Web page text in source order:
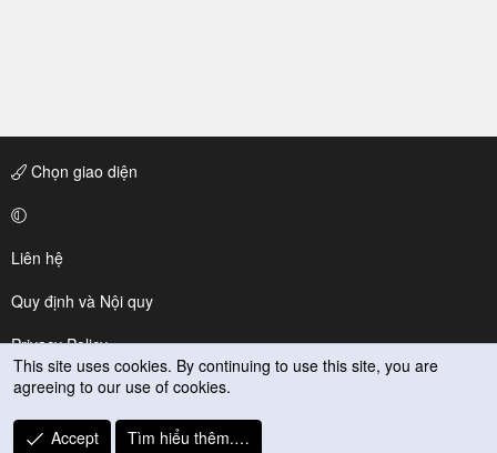
Chọn giao diện
Liên hệ
Quy định và Nội quy
Privacy Policy
Trợ giúp
R
This site uses cookies. By continuing to use this site, you are
agreeing to our use of cookies.
Accept Tìm hiểu thêm.…